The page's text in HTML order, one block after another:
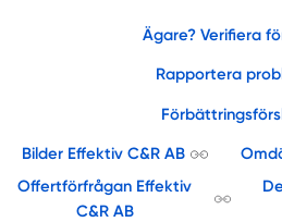
Ägare? Verifiera
Rapportera
Bilder Effektiv C&R AB
Offertförfrågan Effektiv
C&R AB